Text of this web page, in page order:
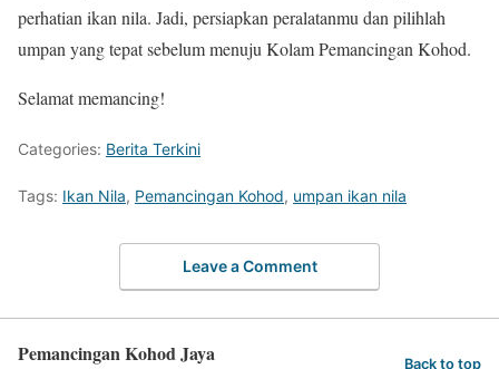
perhatian ikan nila. Jadi, persiapkan peralatanmu dan pilihlah
umpan yang tepat sebelum menuju Kolam Pemancingan Kohod.
Selamat memancing!
Categories: Berita Terkini
Tags: Ikan Nila, Pemancingan Kohod, umpan ikan nila
Leave a Comment
Pemancingan Kohod Jaya Back to top